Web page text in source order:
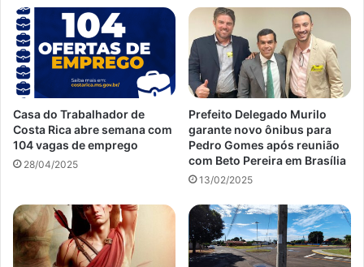
Casa do Trabalhador de
Costa Rica abre semana com
104 vagas de emprego
28/04/2025
Prefeito Delegado Murilo
garante novo ônibus para
Pedro Gomes após reunião
com Beto Pereira em Brasília
13/02/2025